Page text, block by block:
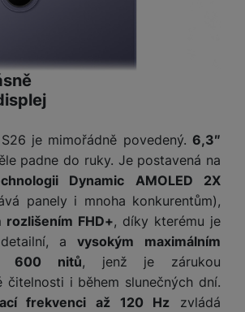
je mimořádně povedený. 6,3″
padne do ruky. Je postavená na
Dynamic AMOLED 2X
panely i mnoha konkurentům),
FHD+, díky kterému je
a vysokým maximálním
600 nitů, jenž je zárukou
čitelnosti i během slunečných dní.
frekvenci až 120 Hz zvládá